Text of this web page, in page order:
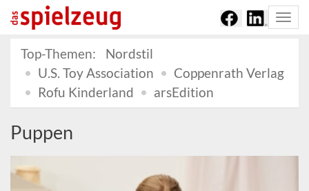
Top-Themen:
Nordstil
U.S. Toy Association
Coppenrath Verlag
Rofu Kinderland
arsEdition
Puppen